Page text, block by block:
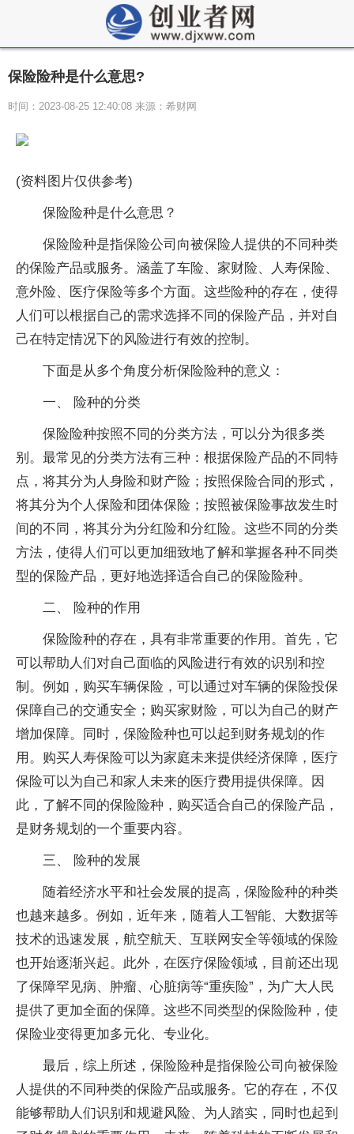
保险险种是什么意思?
时间：2023-08-25 12:40:08 来源：希财网
(资料图片仅供参考)
保险险种是什么意思？
保险险种是指保险公司向被保险人提供的不同种类
的保险产品或服务。涵盖了车险、家财险、人寿保险、
意外险、医疗保险等多个方面。这些险种的存在，使得
人们可以根据自己的需求选择不同的保险产品，并对自
己在特定情况下的风险进行有效的控制。
下面是从多个角度分析保险险种的意义：
一、 险种的分类
保险险种按照不同的分类方法，可以分为很多类
别。最常见的分类方法有三种：根据保险产品的不同特
点，将其分为人身险和财产险；按照保险合同的形式，
将其分为个人保险和团体保险；按照被保险事故发生时
间的不同，将其分为分红险和分红险。这些不同的分类
方法，使得人们可以更加细致地了解和掌握各种不同类
型的保险产品，更好地选择适合自己的保险险种。
二、 险种的作用
保险险种的存在，具有非常重要的作用。首先，它
可以帮助人们对自己面临的风险进行有效的识别和控
制。例如，购买车辆保险，可以通过对车辆的保险投保
保障自己的交通安全；购买家财险，可以为自己的财产
增加保障。同时，保险险种也可以起到财务规划的作
用。购买人寿保险可以为家庭未来提供经济保障，医疗
保险可以为自己和家人未来的医疗费用提供保障。因
此，了解不同的保险险种，购买适合自己的保险产品，
是财务规划的一个重要内容。
三、 险种的发展
随着经济水平和社会发展的提高，保险险种的种类
也越来越多。例如，近年来，随着人工智能、大数据等
技术的迅速发展，航空航天、互联网安全等领域的保险
也开始逐渐兴起。此外，在医疗保险领域，目前还出现
了保障罕见病、肿瘤、心脏病等“重疾险”，为广大人民
提供了更加全面的保障。这些不同类型的保险险种，使
保险业变得更加多元化、专业化。
最后，综上所述，保险险种是指保险公司向被保险
人提供的不同种类的保险产品或服务。它的存在，不仅
能够帮助人们识别和规避风险、为人踏实，同时也起到